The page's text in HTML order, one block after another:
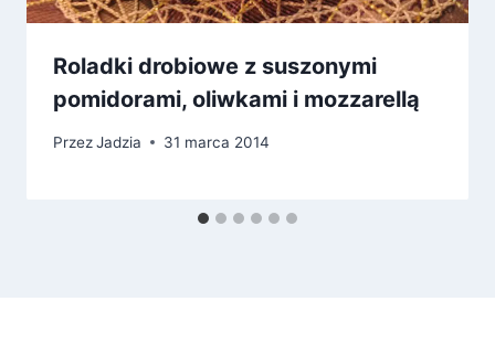
Roladki drobiowe z suszonymi
pomidorami, oliwkami i mozzarellą
PrzezJadzia 31 marca 2014